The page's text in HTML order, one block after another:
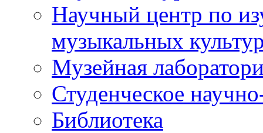
Научный центр по
музыкальных
Музейная
Студенческое
Библиотека